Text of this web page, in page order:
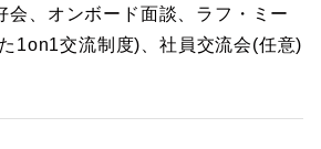
会、オンボード面談、ラフ・ミー
1on1交流制度)、社員交流会(任意)